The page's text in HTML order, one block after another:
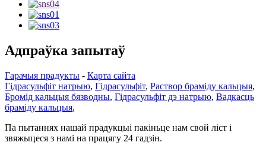
Адпраўка запытаў
Гарачыя прадукты - Карта сайта
Гідрасульфіт натрыю, Гідрасульфіт, Раствор браміду кальцыя,
Бромід кальцыя бязводны, Гідрасульфіт дэ натрыю, Вадкасць
браміду кальцыя,
Па пытаннях нашай прадукцыі пакіньце нам свой ліст і
звяжыцеся з намі на працягу 24 гадзін.